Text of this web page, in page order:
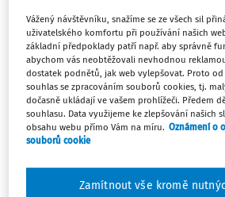
Zatím jste si přečetli
Celý dokument je jen pro
Zaregistrujte se a
zdarma plný přístup na
Díky tomu
Vážený návštěvníku, snažíme se ze všech sil
uživatelského komfortu při používání našich
základní předpoklady patří např. aby správně
abychom vás neobtěžovali nevhodnou
dostatek podnětů, jak web vylepšovat. Proto od
souhlas se zpracováním souborů cookies, tj.
dočasně ukládají ve vašem prohlížeči. Předem
souhlasu. Data využijeme ke zlepšování našich
obsahu webu přímo Vám na míru. Oznámení o
souborů cookie
Zamítnout vše kromě